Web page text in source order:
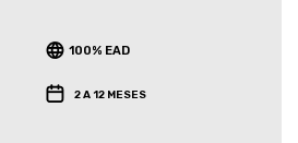
100% EAD
2 A 12 MESES